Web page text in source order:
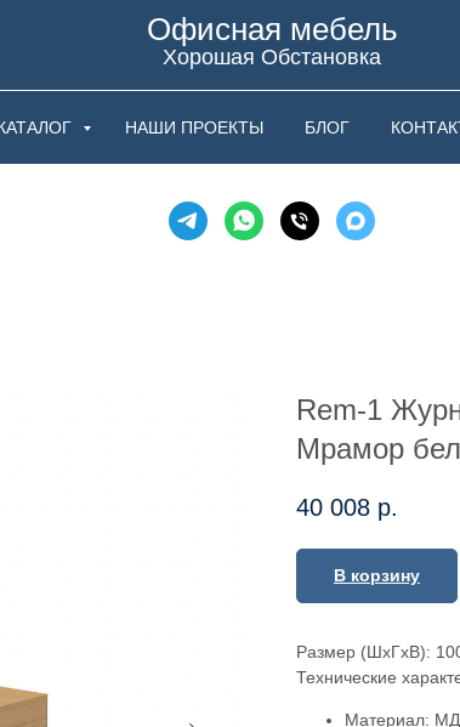
Офисная мебель
Хорошая Обстановка
НАШИ ПРОЕКТЫ БЛОГ
Rem-1
Мрамор
40 008 р.
В корзину
Размер (ШхГхВ):
Технические
Материал: